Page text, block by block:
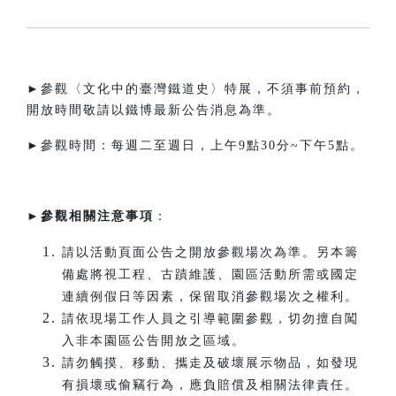
►參觀〈文化中的臺灣鐵道史〉特展，不須事前預約，
開放時間敬請以鐵博最新公告消息為準。
►參觀時間：每週二至週日，上午9點30分~下午5點。​
► 參觀相關注意事項 ：
請以活動頁面公告之開放參觀場次為準。另本籌
備處將視工程、古蹟維護、園區活動所需或國定
連續例假日等因素，保留取消參觀場次之權利。
請依現場工作人員之引導範圍參觀，切勿擅自闖
入非本園區公告開放之區域。
請勿觸摸、移動、攜走及破壞展示物品，如發現
有損壞或偷竊行為，應負賠償及相關法律責任。